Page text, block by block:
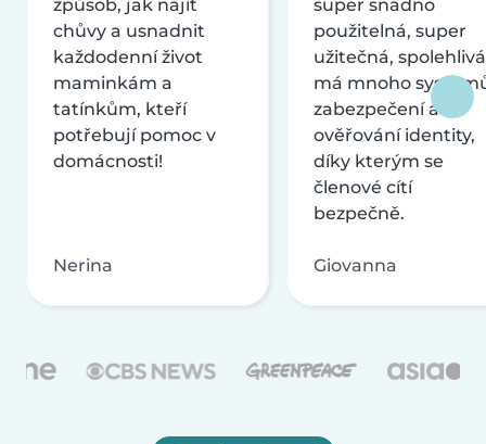
způsob, jak najít
chůvy a usnadnit
každodenní život
maminkám a
tatínkům, kteří
potřebují pomoc v
domácnosti!
Nerina
super snadno
použitelná, super
užitečná,
má mnoho
zabezpečení a
ověřování identity,
díky kterým se
členové cítí
bezpečně.
Giovanna